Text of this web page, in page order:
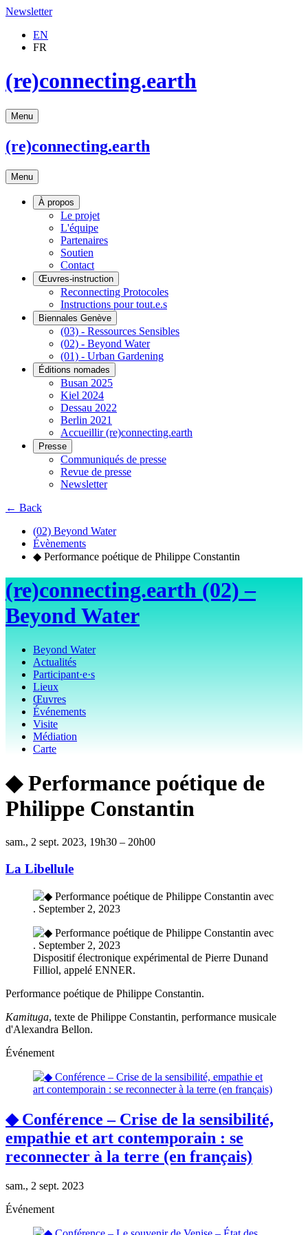
Newsletter
EN
FR
(re)connecting.earth
Menu
(re)connecting.earth
Menu
À propos
Le projet
L'équipe
Partenaires
Soutien
Contact
Œuvres-instruction
Reconnecting Protocoles
Instructions pour tout.e.s
Biennales Genève
(03) - Ressources Sensibles
(02) - Beyond Water
(01) - Urban Gardening
Éditions nomades
Busan 2025
Kiel 2024
Dessau 2022
Berlin 2021
Accueillir (re)connecting.earth
Presse
Communiqués de presse
Revue de presse
Newsletter
← Back
(02) Beyond Water
Évènements
◆ Performance poétique de Philippe Constantin
(re)connecting.earth (02) –
Beyond Water
Beyond Water
Actualités
Participant·e·s
Lieux
Œuvres
Événements
Visite
Médiation
Carte
◆ Performance poétique de
Philippe Constantin
sam., 2 sept. 2023, 19h30 – 20h00
La Libellule
Dispositif électronique expérimental de Pierre Dunand
Filliol, appelé ENNER.
Performance poétique de Philippe Constantin.
Kamituga, texte de Philippe Constantin, performance musicale
d'Alexandra Bellon.
Événement
◆ Conférence – Crise de la sensibilité,
empathie et art contemporain : se
reconnecter à la terre (en français)
sam., 2 sept. 2023
Événement